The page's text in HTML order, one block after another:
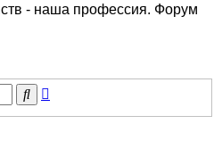
- наша профессия. Форум
Поиск